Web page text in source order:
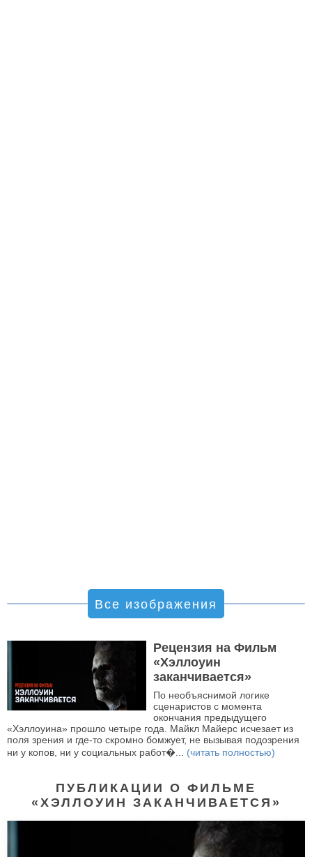
Все изображения
Рецензия на Фильм
«Хэллоуин
заканчивается»
По необъяснимой логике
сценаристов с момента
окончания предыдущего
«Хэллоуина» прошло четыре года. Майкл Майерс исчезает из
поля зрения и где-то скромно бомжует, не вызывая подозрения
ни у копов, ни у социальных работ�... (читать полностью)
ПУБЛИКАЦИИ О ФИЛЬМЕ
«ХЭЛЛОУИН ЗАКАНЧИВАЕТСЯ»